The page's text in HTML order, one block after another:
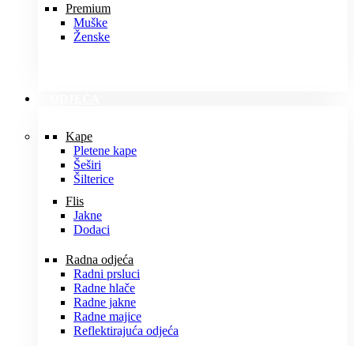
Premium
Muške
Ženske
Kape
Pletene kape
Šeširi
Šilterice
Flis
Jakne
Dodaci
Radna odjeća
Radni prsluci
Radne hlače
Radne jakne
Radne majice
Reflektirajuća odjeća